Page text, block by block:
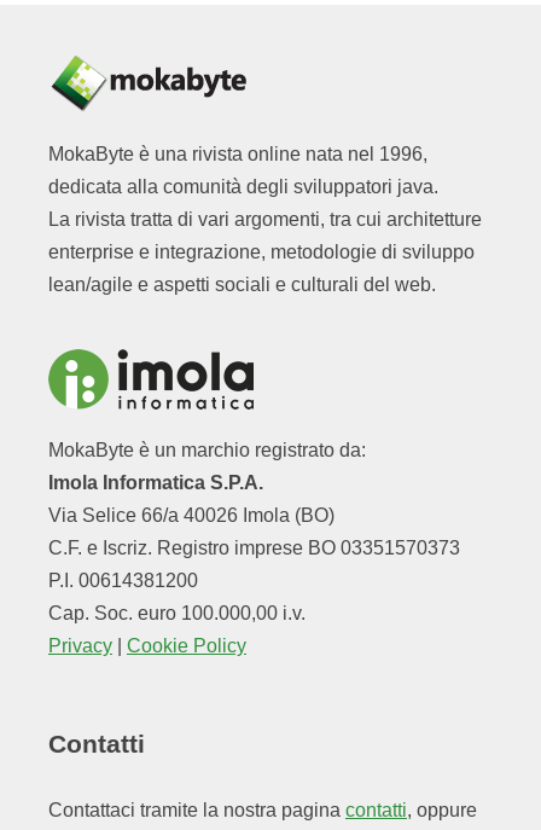
MokaByte è una rivista online nata nel 1996,
dedicata alla comunità degli sviluppatori java.
La rivista tratta di vari argomenti, tra cui architetture
enterprise e integrazione, metodologie di sviluppo
lean/agile e aspetti sociali e culturali del web.
MokaByte è un marchio registrato da:
Imola Informatica S.P.A.
Via Selice 66/a 40026 Imola (BO)
C.F. e Iscriz. Registro imprese BO 03351570373
P.I. 00614381200
Cap. Soc. euro 100.000,00 i.v.
Privacy
Cookie Policy
Contatti
Contattaci tramite la nostra pagina contatti, oppure